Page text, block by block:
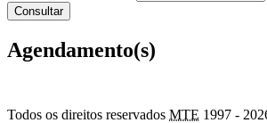
Agendamento(s)
Todos os direitos reservados MTE 1997 -